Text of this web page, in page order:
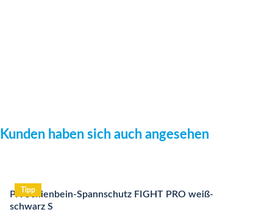
Produktgalerie überspringen
Kunden haben sich auch angesehen
Tipp
PX Schienbein-Spannschutz FIGHT PRO weiß-
schwarz S